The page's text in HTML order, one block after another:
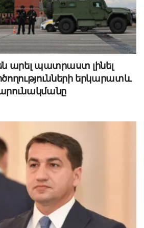
արել պատրաստ լինել
երկարատև